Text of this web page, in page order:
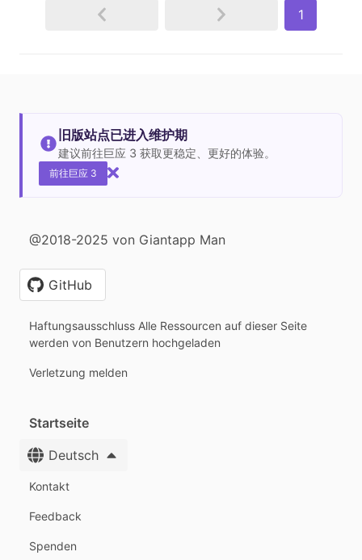
1
旧版站点已进入维护期
建议前往巨应 3 获取更稳定、更好的体验。
前往巨应 3
@2018-2025 von Giantapp Man
GitHub
Haftungsausschluss Alle Ressourcen auf dieser Seite
werden von Benutzern hochgeladen
Verletzung melden
Startseite
Deutsch
Kontakt
Feedback
Spenden